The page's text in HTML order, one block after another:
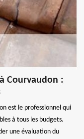
Courvaudon :
est le professionnel qui
à tous les budgets.
une évaluation du